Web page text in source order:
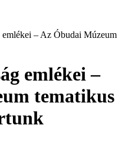
emlékei – Az Óbudai Múzeum
emlékei –
tematikus